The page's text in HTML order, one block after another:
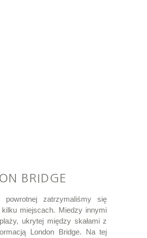
BRIDGE
powrotnej zatrzymaliśmy się
miejscach. Miedzy innymi
ukrytej między skałami z
London Bridge. Na tej